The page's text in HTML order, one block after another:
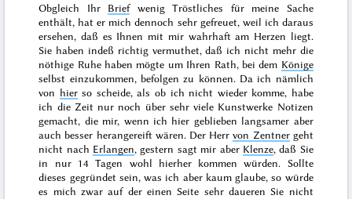
Obgleich Ihr Briefwenig Tröstliches für meine Sache
enthält, hat er mich dennoch sehr gefreuet, weil ich daraus
ersehen, daß es Ihnen mit mir wahrhaft am Herzen liegt.
Sie haben indeß richtig vermuthet, daß ich nicht mehr die
nöthige Ruhe haben mögte um Ihren Rath, bei dem Könige
selbst einzukommen, befolgen zu können. Da ich nämlich
von hierso scheide, als ob ich nicht wieder komme, habe
ich die Zeit nur noch über sehr viele Kunstwerke Notizen
gemacht, die mir, wenn ich hier geblieben langsamer aber
auch besser herangereift wären. Der Herrvon Zentnergeht
nicht nach Erlangen,gestern sagt mir aber Klenze, daß Sie
in nur14 Tagen wohl hierher kommen würden. Sollte
dieses gegründet sein, was ich aber kaum glaube, so würde
es mich zwar auf der einen Seite sehr daueren Sie nicht